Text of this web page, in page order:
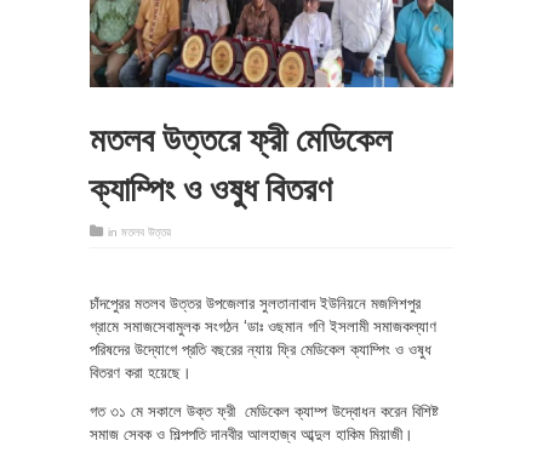
মতলব উত্তরে ফ্রী মেডিকেল
ক্যাম্পিং ও ওষুধ বিতরণ
in মতলব উত্তর
চাঁদপুেরর মতলব উত্তর উপজেলার সুলতানাবাদ ইউনিয়নে মজলিশপুর
গ্রামে সমাজসেবামুলক সংগঠন ‘ডাঃ ওছমান গণি ইসলামী সমাজকল্যাণ
পরিষদের উদ্যোগে প্রতি বছরের ন্যায় ফ্রি মেডিকেল ক্যাম্পিং ও ওষুধ
বিতরণ করা হয়েছে।
গত ৩১ মে সকালে উক্ত ফ্রী মেডিকেল ক্যাম্প উদ্বোধন করেন বিশিষ্ট
সমাজ সেবক ও শিল্পপতি দানবীর আলহাজ্ব আব্দুল হাকিম মিয়াজী।